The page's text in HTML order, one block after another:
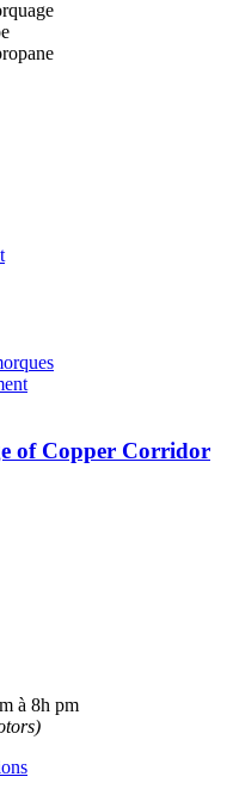
of Copper Corridor
à 8h pm